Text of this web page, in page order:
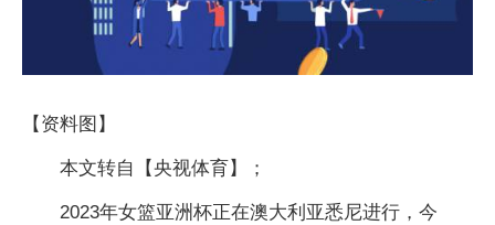
【资料图】
本文转自【央视体育】；
2023年女篮亚洲杯正在澳大利亚悉尼进行，今